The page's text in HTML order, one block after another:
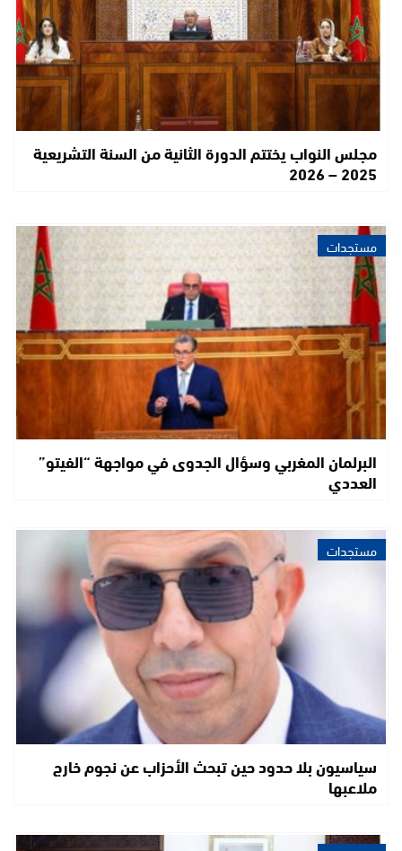
مجلس النواب يختتم الدورة الثانية من السنة التشريعية
2025 – 2026
مستجدات
البرلمان المغربي وسؤال الجدوى في مواجهة “الفيتو”
العددي
مستجدات
سياسيون بلا حدود حين تبحث الأحزاب عن نجوم خارج
ملاعبها